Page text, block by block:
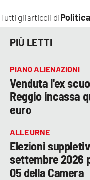
Tutti gli articoli di Politica
PIÙ LETTI
PIANO ALIENAZIONI
Venduta l'ex
Reggio incassa
euro
ALLE URNE
Elezioni
settembre 2026
05 della Camera